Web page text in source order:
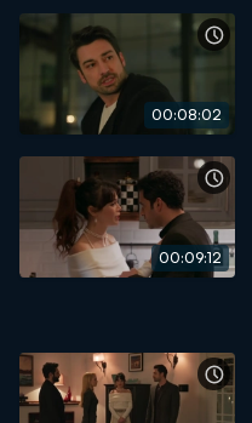
00:08:02
00:09:12